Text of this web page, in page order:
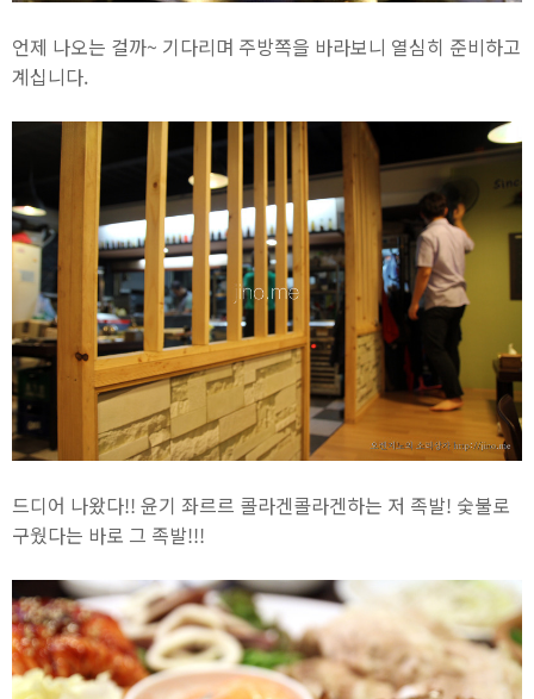
언제 나오는 걸까~ 기다리며 주방쪽을 바라보니 열심히 준비하고
계십니다.
드디어 나왔다!! 윤기 좌르르 콜라겐콜라겐하는 저 족발! 숯불로
구웠다는 바로 그 족발!!!